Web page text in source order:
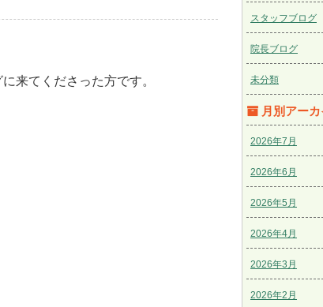
来てくださった方です。
スタッフブログ
院長ブログ
未分類
月別アー
2026年7月
2026年6月
2026年5月
2026年4月
2026年3月
2026年2月